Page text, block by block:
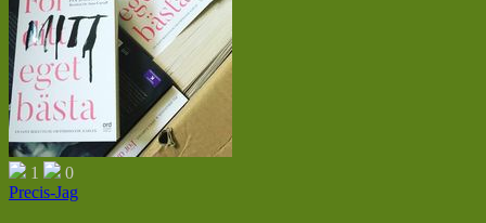
1
0
Precis-Jag